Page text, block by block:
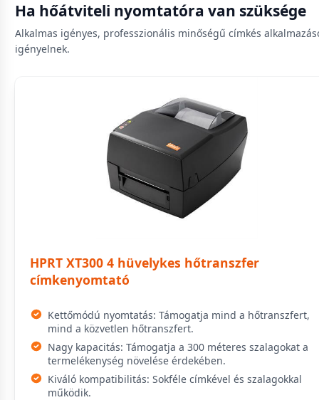
Ha hőátviteli nyomtatóra van szüksége
Alkalmas igényes, professzionális minőségű címkés
igényelnek.
HPRT XT300 4 hüvelykes hőtranszfer
címkenyomtató
Kettőmódú nyomtatás: Támogatja mind a hőtranszfert,
mind a közvetlen hőtranszfert.
Nagy kapacitás: Támogatja a 300 méteres szalagokat a
termelékenység növelése érdekében.
Kiváló kompatibilitás: Sokféle címkével és szalagokkal
működik.